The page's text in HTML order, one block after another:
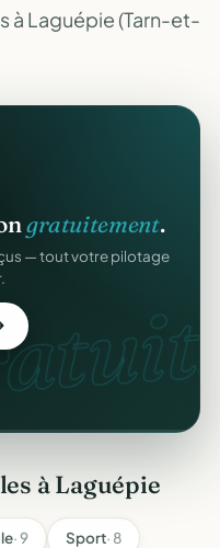
à Laguépie (Tarn-et-
gratuitement.
— tout votre pilotage
à Laguépie
· 9 Sport· 8